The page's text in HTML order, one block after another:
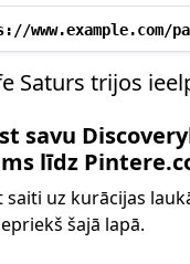
www.example.com/
Saturs trijos
savu
līdz
saiti uz kurācijas
šajā lapā.